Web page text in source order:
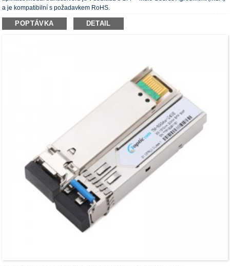
a je kompatibilní s požadavkem RoHS.
POPTÁVKA DETAIL